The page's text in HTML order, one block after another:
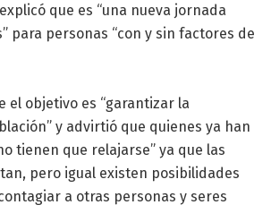
que es “una nueva jornada
para personas “con y sin factores de
el objetivo es “garantizar la
y advirtió que quienes ya han
tienen que relajarse” ya que las
pero igual existen posibilidades
a otras personas y seres